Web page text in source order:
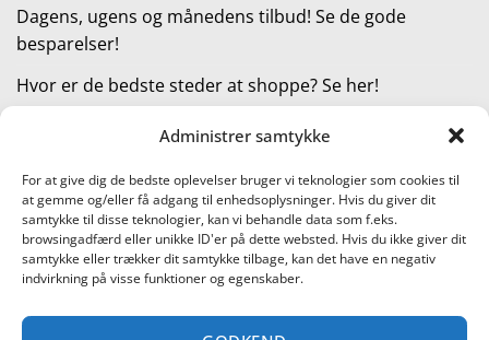
Administrer samtykke
For at give dig de bedste oplevelser bruger vi teknologier som cookies til
at gemme og/eller få adgang til enhedsoplysninger. Hvis du giver dit
samtykke til disse teknologier, kan vi behandle data som f.eks.
browsingadfærd eller unikke ID'er på dette websted. Hvis du ikke giver dit
samtykke eller trækker dit samtykke tilbage, kan det have en negativ
indvirkning på visse funktioner og egenskaber.
Dagens, ugens og månedens tilbud! Se de gode
besparelser!
Hvor er de bedste steder at shoppe? Se her!
Kategorier
Læs vores guide til online shopping